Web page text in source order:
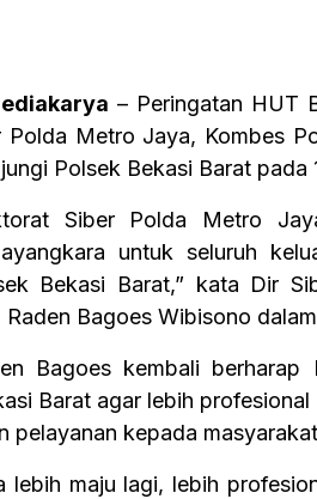
– Peringatan HUT
Polda Metro Jaya, Kombes
Polsek Bekasi Barat pada
Siber Polda Metro
untuk seluruh
Bekasi Barat,” kata Dir
Bagoes Wibisono
Bagoes kembali berharap
Barat agar lebih profesional
pelayanan kepada
lebih maju lagi, lebih